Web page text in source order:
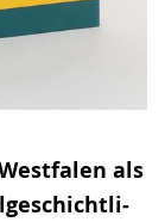
als